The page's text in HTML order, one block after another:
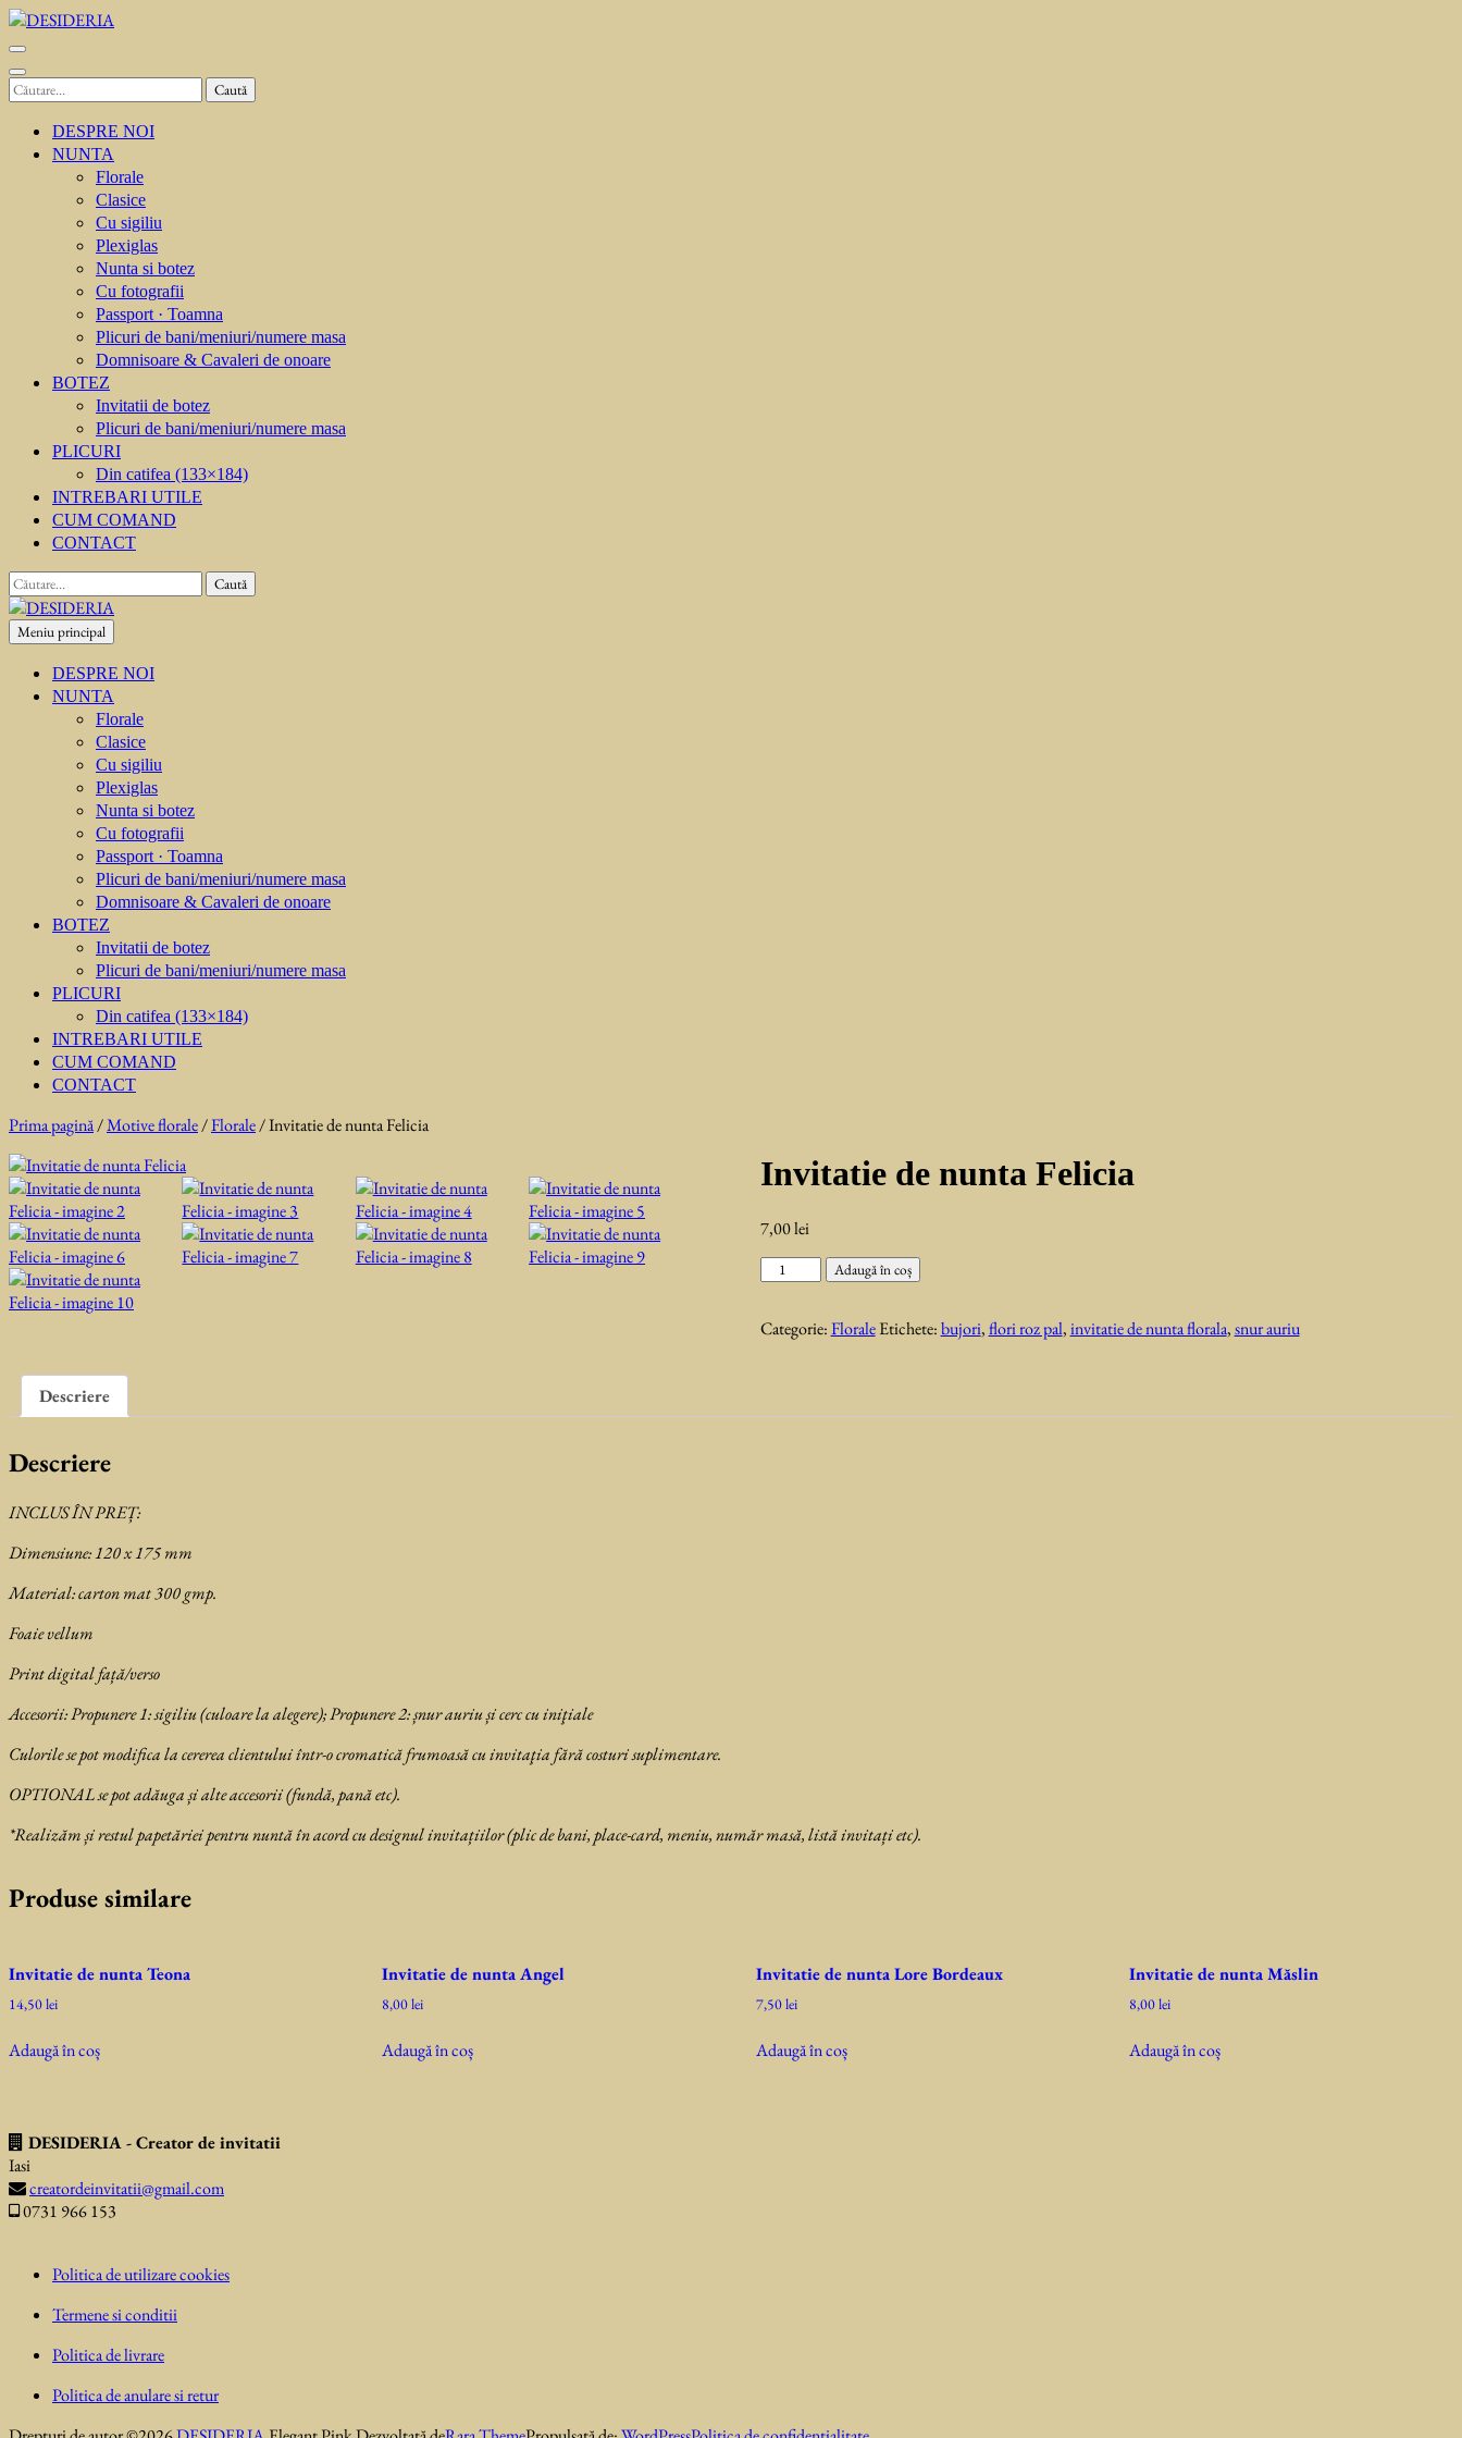
Sari
la
conținut
(apasă
Caută
DESPRE NOI
NUNTA
Florale
Clasice
Cu sigiliu
Plexiglas
Nunta si botez
Cu fotografii
Passport · Toamna
Plicuri de bani/meniuri/numere masa
Domnisoare & Cavaleri de onoare
BOTEZ
Invitatii de botez
Plicuri de bani/meniuri/numere masa
PLICURI
Din catifea (133×184)
INTREBARI UTILE
CUM COMAND
CONTACT
Caută
după:
DESIDERIA
Creator de invitati
Meniu principal
DESPRE NOI
NUNTA
Florale
Clasice
Cu sigiliu
Plexiglas
Nunta si botez
Cu fotografii
Passport · Toamna
Plicuri de bani/meniuri/numere masa
Domnisoare & Cavaleri de onoare
BOTEZ
Invitatii de botez
Plicuri de bani/meniuri/numere masa
PLICURI
Din catifea (133×184)
INTREBARI UTILE
CUM COMAND
CONTACT
Prima pagină/Motive florale/Florale/ Invitatie de nunta Felicia
Invitatie de nunta Felicia
7,00lei
Cantitate
nunta
Adaugă în coș
Categorie:Florale Etichete:bujori,flori roz pal,invitatie de nunta florala,snur auriu
Descriere
Descriere
INCLUS ÎN PREȚ:
Dimensiune: 120 x 175 mm
Material: carton mat 300 gmp.
Foaie vellum
Print digital față/verso
Accesorii:Propunere 1: sigiliu (culoare la alegere);Propunere 2: șnur auriu și cerc cu iniţiale
Culorile se pot modifica la cererea clientului într-o cromatică frumoasă cu invitaţia fără costuri suplimentare.
OPTIONAL se pot adăuga și alte accesorii (fundă, pană etc).
*Realizăm și restul papetăriei pentru nuntă în acord cu designul invitațiilor (plic de bani, place-card, meniu, număr masă, listă invitați etc).
Produse similare
Invitatie de nunta Teona
14,50lei
Adaugă în coș
Invitatie de nunta Angel
8,00lei
Adaugă în coș
Invitatie de nunta Lore Bordeaux
7,50lei
Adaugă în coș
Invitatie de nunta Măslin
8,00lei
Adaugă în coș
DESIDERIA - Creator de invitatii
Iasi
creatordeinvitatii@gmail.com
0731 966 153
Politica de utilizare cookies
Termene si conditii
Politica de livrare
Politica de anulare si retur